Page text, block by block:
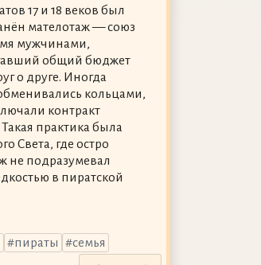
17 и 18 веков был
мателотаж — союз
мужчинами,
общий бюджет
о друге. Иногда
кольцами,
контракт
практика была
Света, где остро
не подразумевал
в пиратской
пираты семья